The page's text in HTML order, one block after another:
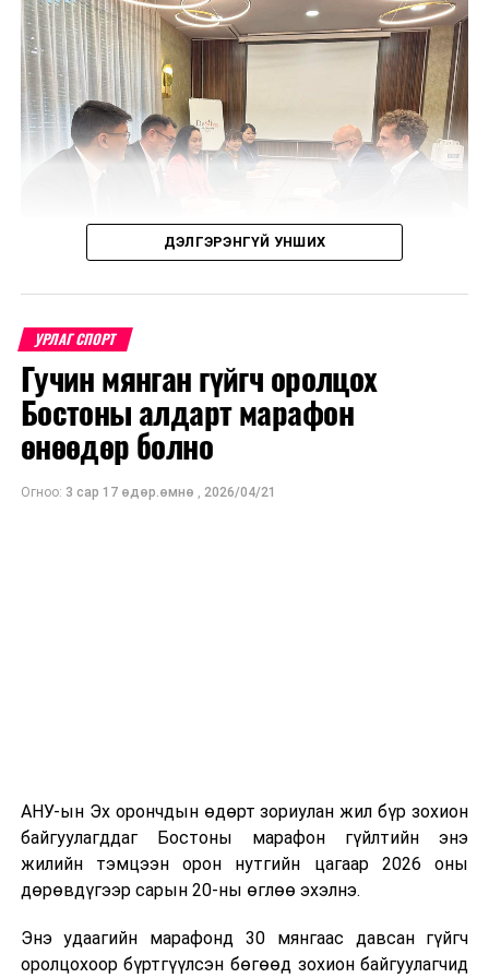
Уулзалтаар Польш болон Монголын өв соёл, ахуй
амьдрал, үндэстний онцлогийг харуулсан
бүтээлүүдийг солилцохоор боллоо.
бүтээсэн "Зөн дагасан монгол адуу" баримтат киног
ДЭЛГЭРЭНГҮЙ УНШИХ
УРЛАГ СПОРТ
Гучин мянган гүйгч оролцох
Бостоны алдарт марафон
өнөөдөр болно
Огноо: 3 сар 17 өдөр.өмнө , 2026/04/21
АНУ-ын Эх орончдын өдөрт зориулан жил бүр зохион
байгуулагддаг Бостоны марафон гүйлтийн энэ
жилийн тэмцээн орон нутгийн цагаар 2026 оны
дөрөвдүгээр сарын 20-ны өглөө эхэлнэ.
Энэ удаагийн марафонд 30 мянгаас давсан гүйгч
оролцохоор бүртгүүлсэн бөгөөд зохион байгуулагчид